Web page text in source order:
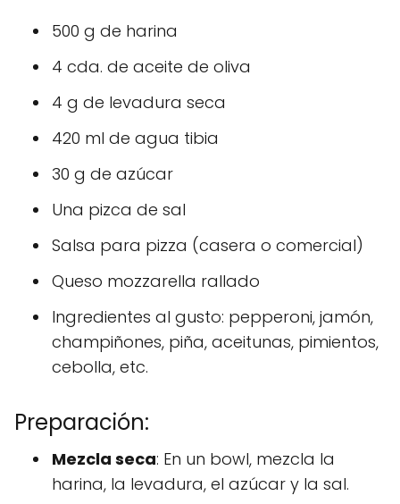
500 g de harina
4 cda. de aceite de oliva
4 g de levadura seca
420 ml de agua tibia
30 g de azúcar
Una pizca de sal
Salsa para pizza (casera o comercial)
Queso mozzarella rallado
Ingredientes al gusto: pepperoni, jamón,
champiñones, piña, aceitunas, pimientos,
cebolla, etc.
Preparación:
Mezcla seca: En un bowl, mezcla la
harina, la levadura, el azúcar y la sal.